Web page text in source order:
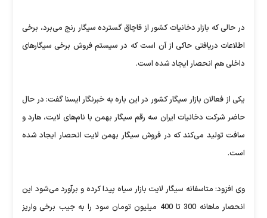
در حالی که بازار دخانیات کشور از قاچاق گسترده سیگار رنج می‌برد، برخی
اطلاعات دریافتی حاکی از آن است که در سیستم فروش برخی سیگارهای
داخلی هم انحصار ایجاد شده است.
یکی از فعالان بازار سیگار کشور در این باره به خبرنگار ایسنا گفت: در حال
حاضر شرکت دخانیات ایران سه رقم سیگار بهمن با نام‌های لایت، هارد و
سافت تولید می‌کند که در فروش سیگار بهمن لایت انحصار ایجاد شده
است.
وی افزود: متاسفانه سیگار لایت بازار سیاه پیدا کرده و برآورد می‌شود این
انحصار ماهانه 300 تا 400 میلیون تومان سود را به جیب برخی واریز